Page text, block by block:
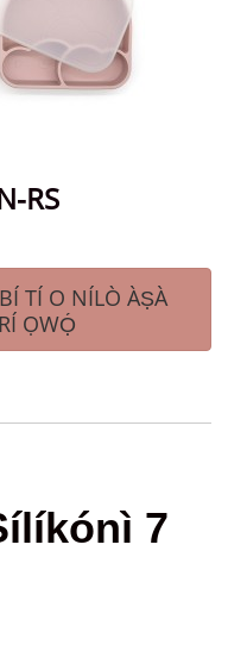
RS
TÍ O NÍLÒ ÀṢÀ
ỌWỌ́
7